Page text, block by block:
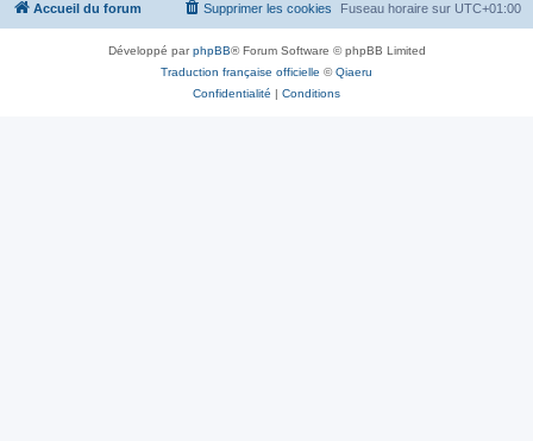
Accueil du forum Fuseau horaire sur UTC+01:00
Supprimer les cookies
Développé parphpBB® Forum Software © phpBB Limited
Traduction française officielle ©Qiaeru
Confidentialité | Conditions